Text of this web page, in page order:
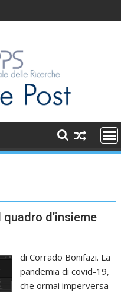
d’insieme
di Corrado Bonifazi. La
pandemia di covid-19,
che ormai imperversa